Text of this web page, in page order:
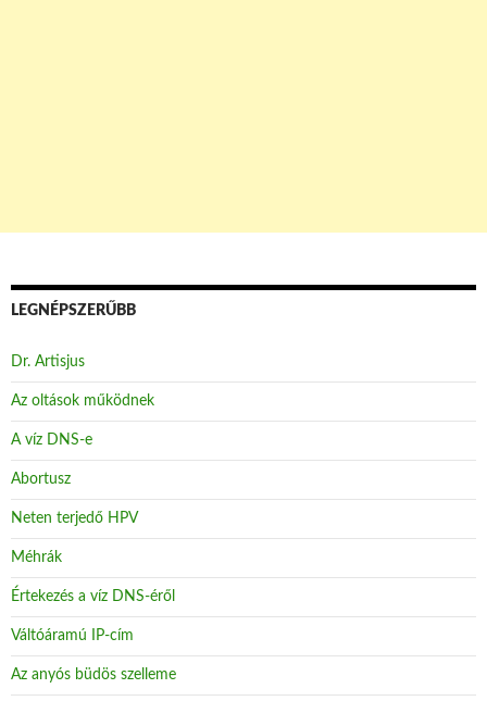
LEGNÉPSZERŰBB
Dr. Artisjus
Az oltások működnek
A víz DNS-e
Abortusz
Neten terjedő HPV
Méhrák
Értekezés a víz DNS-éről
Váltóáramú IP-cím
Az anyós büdös szelleme